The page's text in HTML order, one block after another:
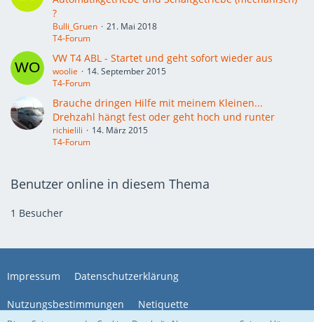
?
Bulli_Gruen
21. Mai 2018
T4-Forum
VW T4 ABL - Startet und geht sofort wieder aus
woolie
14. September 2015
T4-Forum
Brauche dringen Hilfe mit meinem Kleinen...
Drehzahl hängt fest oder geht hoch und runter
richielili
14. März 2015
T4-Forum
Benutzer online in diesem Thema
1 Besucher
Impressum Datenschutzerklärung
Nutzungsbestimmungen Netiquette